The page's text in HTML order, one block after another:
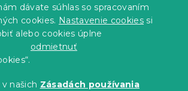
dávate súhlas so spracovaním
cookies. Nastavenie cookies si
alebo cookies úplne
odmietnuť
našich Zásadách používania
140 x 200 cm s
x 70 cm